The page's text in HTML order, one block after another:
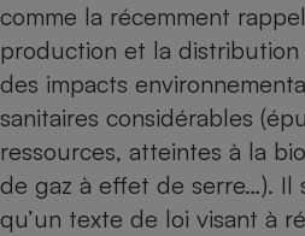
comme la récemment
production et la
des impacts
sanitaires considérables
ressources, atteintes à la
de gaz à effet de serre…). Il
qu’un texte de loi visant à